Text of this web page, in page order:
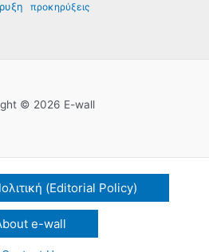
προκηρύξεις
© 2026 E-wall
(Editorial Policy)
e-wall